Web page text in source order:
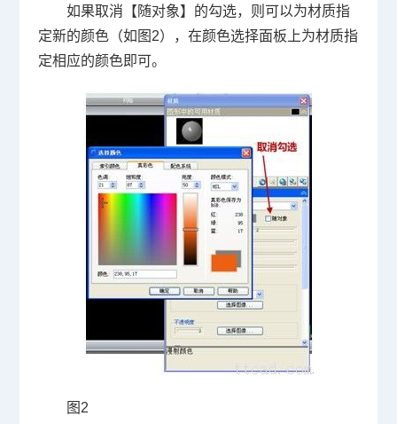
如果取消【随对象】的勾选，则可以为材质指
定新的颜色（如图2），在颜色选择面板上为材质指
定相应的颜色即可。
图2